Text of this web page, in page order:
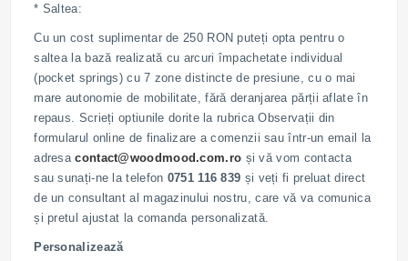
* Saltea:
Cu un cost suplimentar de 250 RON puteți opta pentru o
saltea la bază realizată cu arcuri împachetate individual
(pocket springs) cu 7 zone distincte de presiune, cu o mai
mare autonomie de mobilitate, fără deranjarea părții aflate în
repaus. Scrieți optiunile dorite la rubrica Observații din
formularul online de finalizare a comenzii sau într-un email la
adresacontact@woodmood.com.ro și vă vom contacta
sau sunați-ne la telefon 0751 116 839 și veți fi preluat direct
de un consultant al magazinului nostru, care vă va comunica
și pretul ajustat la comanda personalizată.
Personalizează